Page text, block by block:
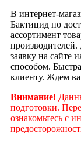
В интернет-
Бактицид по
ассортимент
производителей.
заявку на сайте
способом.
клиенту. Ждем
Внимание!
подготовки.
ознакомьтесь с